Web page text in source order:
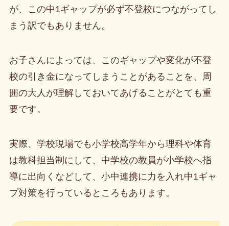
が、この中1ギャップが必ず不登校につながってし
まう訳でもありません。
お子さんによっては、このギャップや変化が不登
校の引き金になってしまうことがあることを、周
囲の大人が理解しておいてあげることがとても重
要です。
実際、学校現場でも小学校高学年から理科や体育
は教科担当制にして、中学校の教員が小学校へ指
導に出向くなどして、小中連携に力を入れ中1ギャ
プ対策を行っているところもあります。